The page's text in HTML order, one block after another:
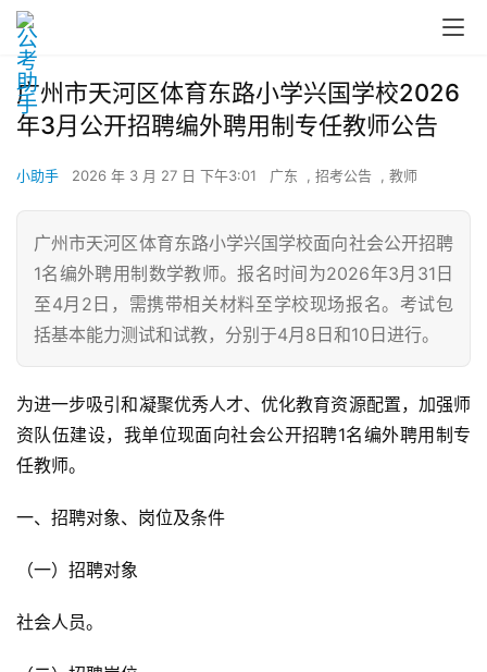
广州市天河区体育东路小学兴国学校2026
年3月公开招聘编外聘用制专任教师公告
小助手 2026 年 3 月 27 日 下午3:01 广东 , 招考公告 , 教师
广州市天河区体育东路小学兴国学校面向社会公开招聘
1名编外聘用制数学教师。报名时间为2026年3月31日
至4月2日，需携带相关材料至学校现场报名。考试包
括基本能力测试和试教，分别于4月8日和10日进行。
为进一步吸引和凝聚优秀人才、优化教育资源配置，加强师
资队伍建设，我单位现面向社会公开招聘1名编外聘用制专
任教师。
一、招聘对象、岗位及条件
（一）招聘对象
社会人员。